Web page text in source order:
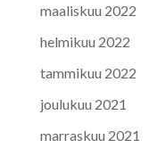
maaliskuu 2022
helmikuu 2022
tammikuu 2022
joulukuu 2021
marraskuu 2021